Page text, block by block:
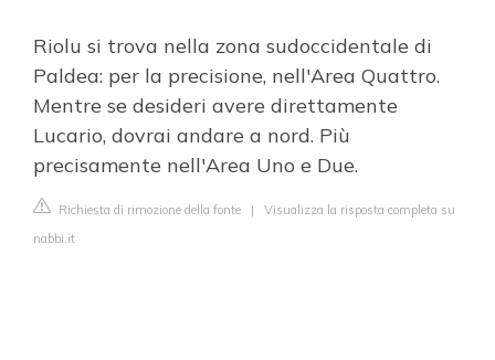
Riolu si trova nella zona sudoccidentale di
Paldea: per la precisione, nell'Area Quattro.
Mentre se desideri avere direttamente
Lucario, dovrai andare a nord. Più
precisamente nell'Area Uno e Due.
Richiesta di rimozione della fonte | Visualizza la risposta completa su
nabbi.it